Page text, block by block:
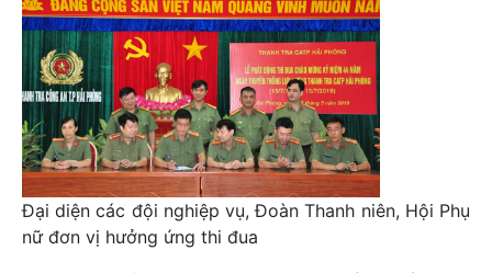
Đại diện các đội nghiệp vụ, Đoàn Thanh niên, Hội Phụ
nữ đơn vị hưởng ứng thi đua